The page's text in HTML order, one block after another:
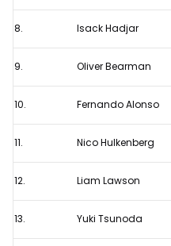
8. Isack Hadjar
9. Oliver Bearman
10. Fernando Alonso
11. Nico Hulkenberg
12. Liam Lawson
13. Yuki Tsunoda